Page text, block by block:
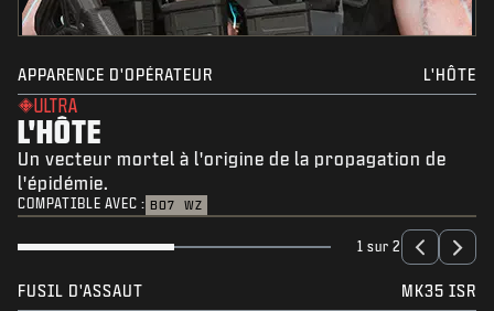
APPARENCE D'OPÉRATEUR L'HÔTE
ULTRA
L'HÔTE
Un vecteur mortel à l'origine de la propagation de
l'épidémie.
COMPATIBLE AVEC : BO7 WZ
1 sur 2
FUSIL D'ASSAUT MK35 ISR